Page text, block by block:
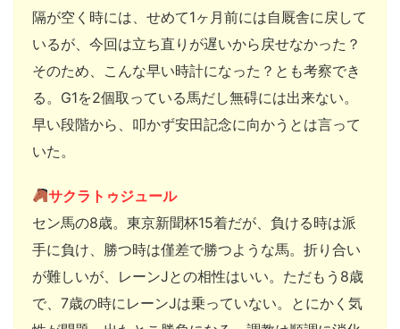
隔が空く時には、せめて1ヶ月前には自厩舎に戻して
いるが、今回は立ち直りが遅いから戻せなかった？
そのため、こんな早い時計になった？とも考察でき
る。G1を2個取っている馬だし無碍には出来ない。
早い段階から、叩かず安田記念に向かうとは言って
いた。
サクラトゥジュール
セン馬の8歳。東京新聞杯15着だが、負ける時は派
手に負け、勝つ時は僅差で勝つような馬。折り合い
が難しいが、レーンJとの相性はいい。ただもう8歳
で、7歳の時にレーンJは乗っていない。とにかく気